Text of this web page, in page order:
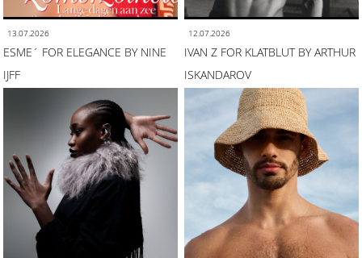
13.07.2026
ESME´ FOR ELEGANCE BY NINE
IJFF
12.07.2026
IVAN Z FOR KLATBLUT BY ARTHUR
ISKANDAROV